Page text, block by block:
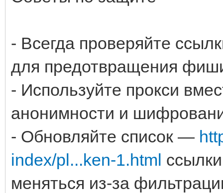
- Всегда проверяйте
для предотвращения
- Используйте прокси
анонимности и
- Обновляйте список —
index/pl...ken-1.html
меняться из-за